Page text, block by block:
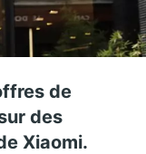
de
des
Xiaomi.